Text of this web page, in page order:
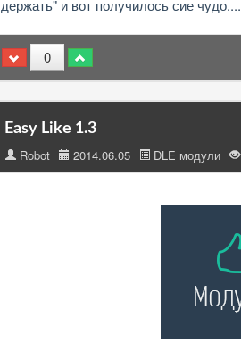
держать" и вот получилось сие чудо....
0
Easy Like 1.3
Robot 2014.06.05 DLE модули